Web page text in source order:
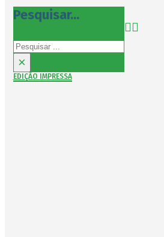
Pesquisar...
Pesquisar
×
EDIÇÃO IMPRESSA